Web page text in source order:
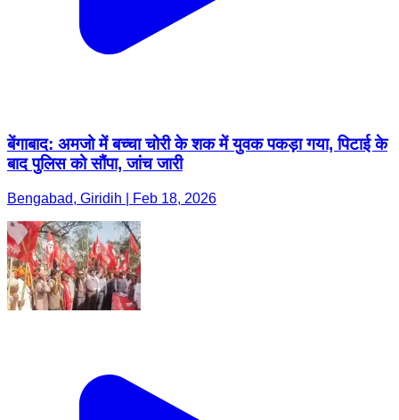
बेंगाबाद: अमजो में बच्चा चोरी के शक में युवक पकड़ा गया, पिटाई के
बाद पुलिस को सौंपा, जांच जारी
Bengabad, Giridih | Feb 18, 2026